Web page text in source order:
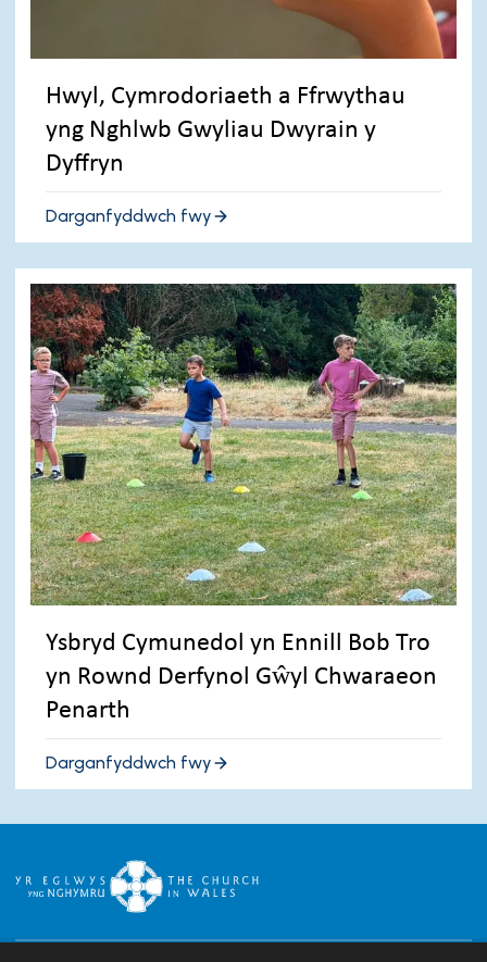
Hwyl, Cymrodoriaeth a Ffrwythau
yng Nghlwb Gwyliau Dwyrain y
Dyffryn
Darganfyddwch fwy
Ysbryd Cymunedol yn Ennill Bob Tro
yn Rownd Derfynol Gŵyl Chwaraeon
Penarth
Darganfyddwch fwy